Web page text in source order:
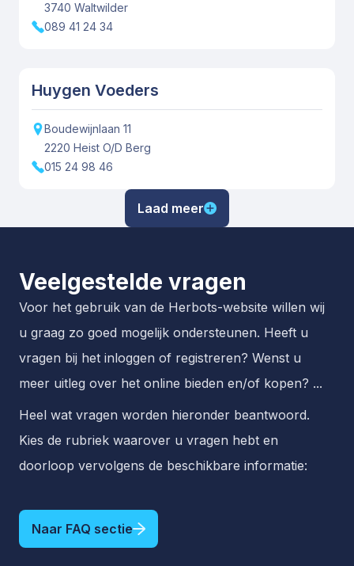
3740 Waltwilder
089 41 24 34
Huygen Voeders
Boudewijnlaan 11
2220 Heist O/D Berg
015 24 98 46
Laad meer
Veelgestelde vragen
Voor het gebruik van de Herbots-website willen wij
u graag zo goed mogelijk ondersteunen. Heeft u
vragen bij het inloggen of registreren? Wenst u
meer uitleg over het online bieden en/of kopen? ...
Heel wat vragen worden hieronder beantwoord.
Kies de rubriek waarover u vragen hebt en
doorloop vervolgens de beschikbare informatie:
Naar FAQ sectie